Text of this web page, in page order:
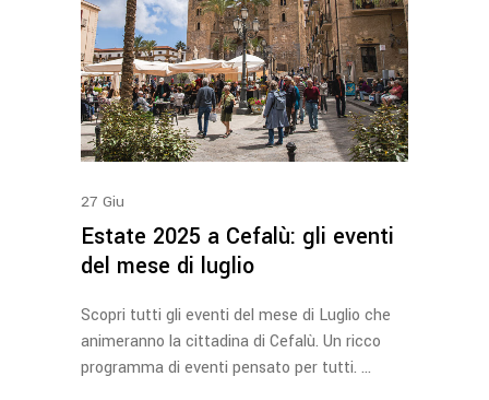
27 Giu
Estate 2025 a Cefalù: gli eventi
del mese di luglio
Scopri tutti gli eventi del mese di Luglio che
animeranno la cittadina di Cefalù. Un ricco
programma di eventi pensato per tutti.